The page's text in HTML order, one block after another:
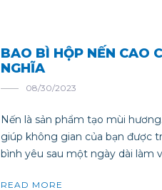
BAO BÌ HỘP NẾN CAO
NGHĨA
08/30/2023
Nến là sản phẩm tạo mùi
giúp không gian của bạn được
bình yêu sau một ngày dài làm
READ MORE